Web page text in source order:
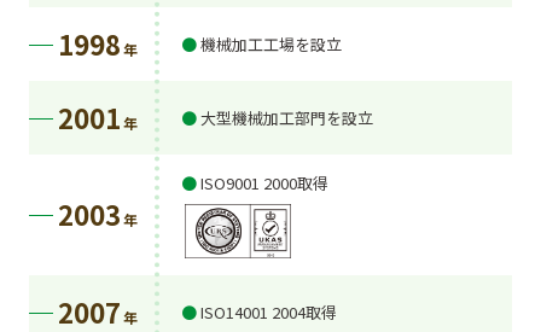
1998年 機械加工工場を設立
2001年 大型機械加工部門を設立
2003年
ISO9001 2000取得
2007年 ISO14001 2004取得